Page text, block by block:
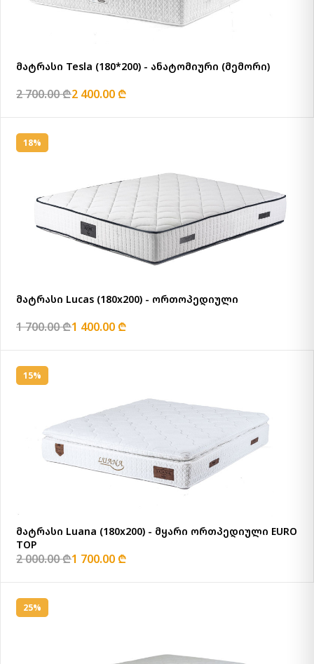
მატრასი Tesla (180*200) - ანატომიური (მემორი)
2 700.00 ₾2 400.00 ₾
18%
მატრასი Lucas (180x200) - ორთოპედიული
1 700.00 ₾1 400.00 ₾
15%
მატრასი Luana (180x200) - მყარი ორთპედიული EURO
TOP
2 000.00 ₾1 700.00 ₾
25%